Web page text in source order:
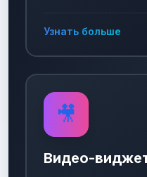
Узнать больше
🎥
Видео-